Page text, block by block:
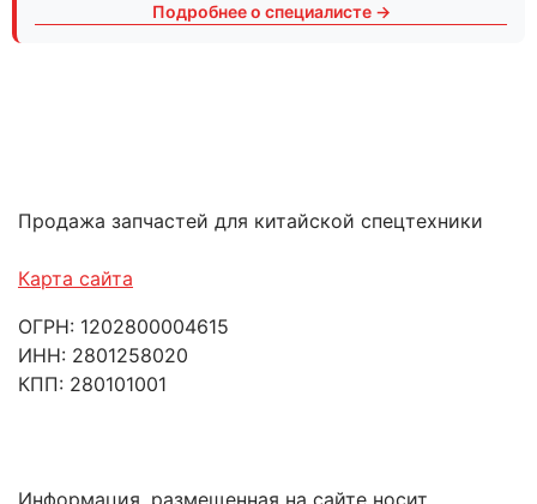
Подробнее о специалисте →
Продажа запчастей для китайской спецтехники
Карта сайта
ОГРН: 1202800004615
ИНН: 2801258020
КПП: 280101001
Информация, размещенная на сайте носит